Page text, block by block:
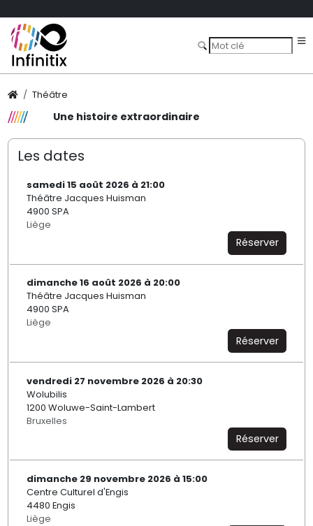
Théâtre
Une histoire extraordinaire
Les dates
samedi 15 août 2026 à 21:00
Théâtre Jacques Huisman
4900 SPA
Liège
Réserver
dimanche 16 août 2026 à 20:00
Théâtre Jacques Huisman
4900 SPA
Liège
Réserver
vendredi 27 novembre 2026 à 20:30
Wolubilis
1200 Woluwe-Saint-Lambert
Bruxelles
Réserver
dimanche 29 novembre 2026 à 15:00
Centre Culturel d'Engis
4480 Engis
Liège